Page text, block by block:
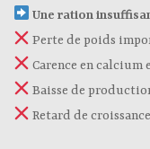
Une ration
Perte de poids
Carence en
Baisse de
Retard de